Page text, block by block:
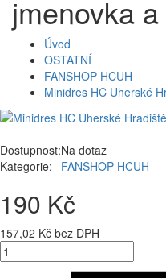
jmenovka
Úvod
OSTATNÍ
FANSHOP HCUH
Minidres HC Uherské
Dostupnost:Na dotaz
Kategorie:
FANSHOP HCUH
190 Kč
157,02 Kč bez DPH